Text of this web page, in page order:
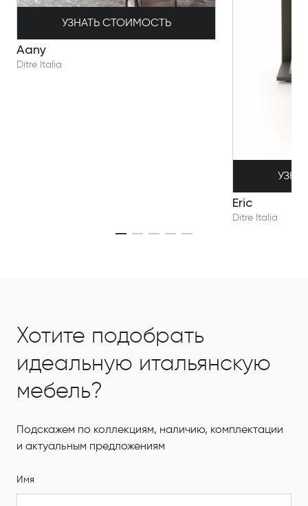
УЗНАТЬ СТОИМОСТЬ
Aany
Ditre Italia
Eric
Ditre Italia
Хотите подобрать
идеальную итальянскую
мебель?
Подскажем по коллекциям, наличию, комплектации
и актуальным предложениям
Имя